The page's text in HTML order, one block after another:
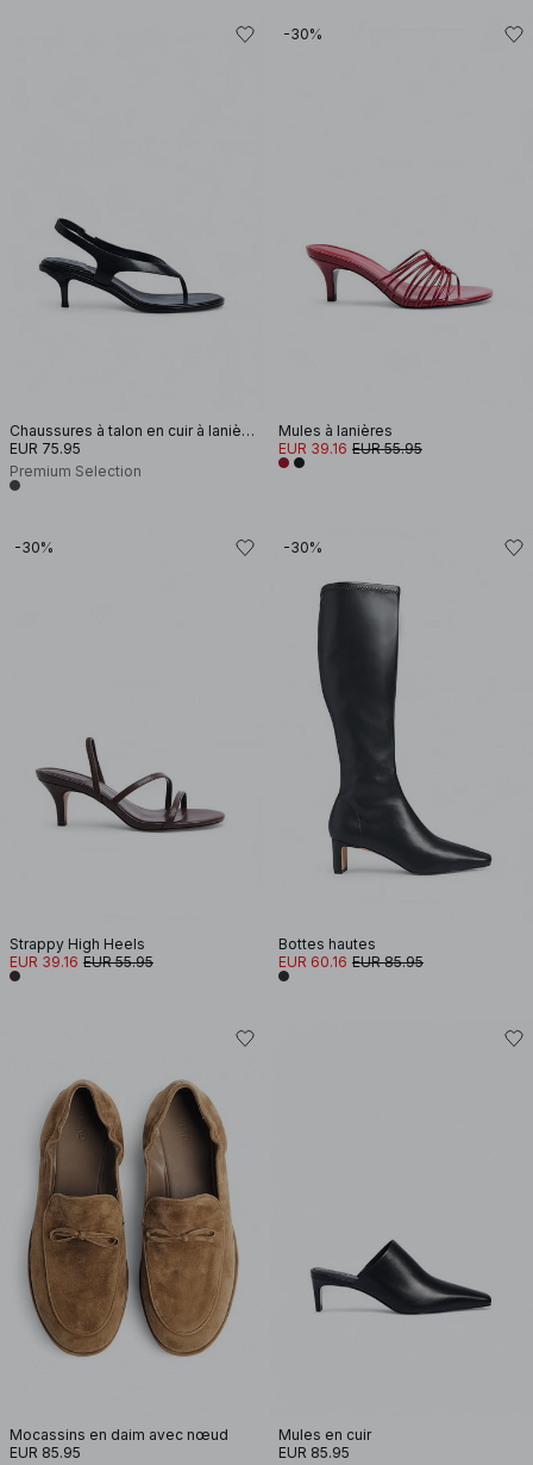
Chaussures à talon en cuir à lanière arrière
EUR 75.95
Premium Selection
-30%
Mules à lanières
EUR 39.16 EUR 55.95
-30%
Strappy High Heels
EUR 39.16 EUR 55.95
-30%
Bottes hautes
EUR 60.16 EUR 85.95
Mocassins en daim avec nœud
EUR 85.95
Mules en cuir
EUR 85.95